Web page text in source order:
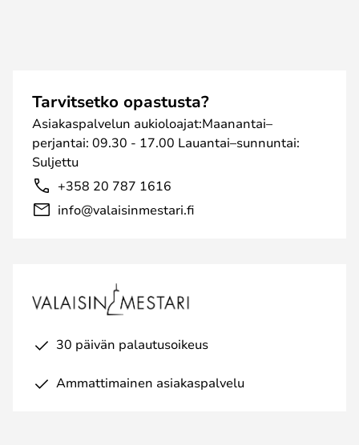
Tarvitsetko opastusta?
Asiakaspalvelun aukioloajat:Maanantai–
perjantai: 09.30 - 17.00 Lauantai–sunnuntai:
Suljettu
+358 20 787 1616
info@valaisinmestari.fi
30 päivän palautusoikeus
Ammattimainen asiakaspalvelu